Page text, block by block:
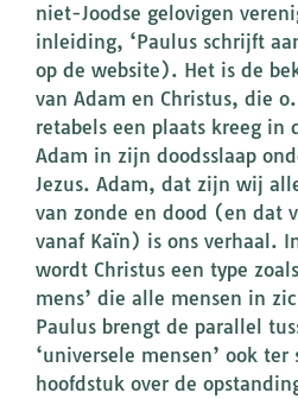
niet-Joodse gelovigen
inleiding, ‘Paulus schrijft
op de website). Het is de
van Adam en Christus, die
retabels een plaats kreeg in
Adam in zijn doodsslaap
Jezus. Adam, dat zijn wij
van zonde en dood (en dat
vanaf Kaïn) is ons verhaal.
wordt Christus een type
mens’ die alle mensen in
Paulus brengt de parallel
‘universele mensen’ ook
hoofdstuk over de